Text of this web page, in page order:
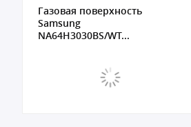
Варочная панель газовая
KRONA MYSTERIUM gh 60
GR...